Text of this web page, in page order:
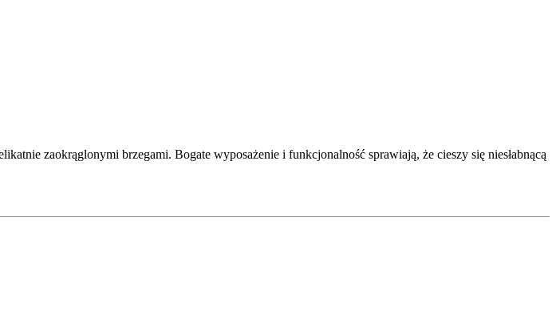
zaokrąglonymi brzegami. Bogate wyposażenie i funkcjonalność sprawiają, że cieszy się niesłabnącą